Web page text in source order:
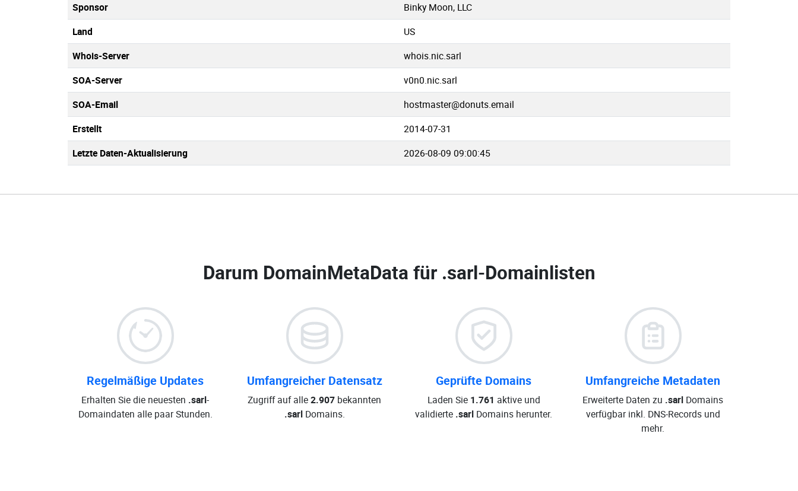
Sponsor
Binky Moon, LLC
Land
US
Whois-Server
whois.nic.sarl
SOA-Server
v0n0.nic.sarl
SOA-Email
hostmaster@donuts.email
Erstellt
2014-07-31
Letzte Daten-Aktualisierung
2026-08-09 09:00:45
Darum DomainMetaData für .sarl-Domainlisten
Regelmäßige Updates
Erhalten Sie die neuesten .sarl-
Domaindaten alle paar Stunden.
Umfangreicher Datensatz
Zugriff auf alle2.907 bekannten
.sarlDomains.
Geprüfte Domains
Laden Sie 1.761 aktive und
validierte .sarl Domains herunter.
Umfangreiche Metadaten
Erweiterte Daten zu .sarl Domains
verfügbar inkl. DNS-Records und
mehr.